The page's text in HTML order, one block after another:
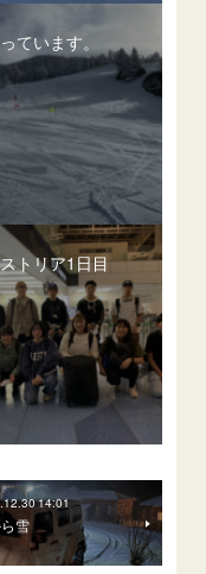
ています。
トリア1日目
14:01
雪